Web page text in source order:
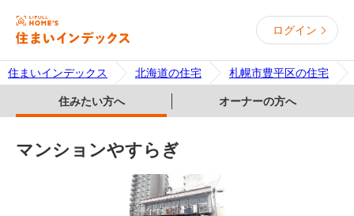
ログイン
住まいインデックス 北海道の住宅 札幌市豊平区の住宅
住みたい方へ オーナーの方へ
マンションやすらぎ